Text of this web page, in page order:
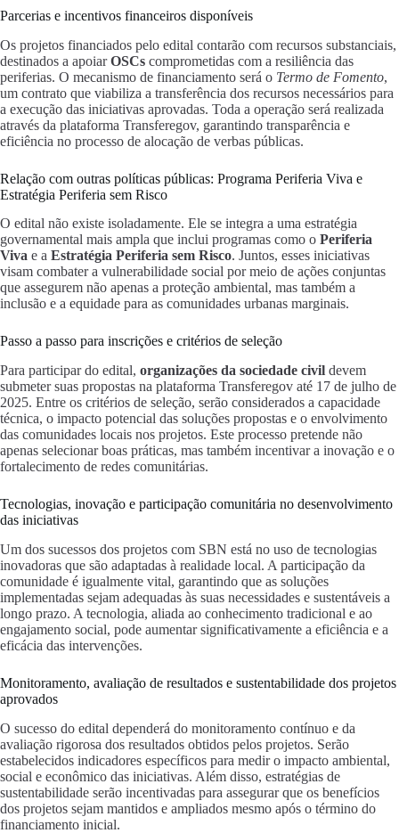
Parcerias e incentivos financeiros disponíveis
Os projetos financiados pelo edital contarão com recursos substanciais,
destinados a apoiarOSCs comprometidas com a resiliência das
periferias. O mecanismo de financiamento será o Termo de Fomento,
um contrato que viabiliza a transferência dos recursos necessários para
a execução das iniciativas aprovadas. Toda a operação será realizada
através da plataforma Transferegov, garantindo transparência e
eficiência no processo de alocação de verbas públicas.
Relação com outras políticas públicas: Programa Periferia Viva e
Estratégia Periferia sem Risco
O edital não existe isoladamente. Ele se integra a uma estratégia
governamental mais ampla que inclui programas como o Periferia
Viva e a Estratégia Periferia sem Risco. Juntos, esses iniciativas
visam combater a vulnerabilidade social por meio de ações conjuntas
que assegurem não apenas a proteção ambiental, mas também a
inclusão e a equidade para as comunidades urbanas marginais.
Passo a passo para inscrições e critérios de seleção
Para participar do edital, organizações da sociedade civil devem
submeter suas propostas na plataforma Transferegov até 17 de julho de
2025. Entre os critérios de seleção, serão considerados a capacidade
técnica, o impacto potencial das soluções propostas e o envolvimento
das comunidades locais nos projetos. Este processo pretende não
apenas selecionar boas práticas, mas também incentivar a inovação e o
fortalecimento de redes comunitárias.
Tecnologias, inovação e participação comunitária no desenvolvimento
das iniciativas
Um dos sucessos dos projetos com SBN está no uso de tecnologias
inovadoras que são adaptadas à realidade local. A participação da
comunidade é igualmente vital, garantindo que as soluções
implementadas sejam adequadas às suas necessidades e sustentáveis a
longo prazo. A tecnologia, aliada ao conhecimento tradicional e ao
engajamento social, pode aumentar significativamente a eficiência e a
eficácia das intervenções.
Monitoramento, avaliação de resultados e sustentabilidade dos projetos
aprovados
O sucesso do edital dependerá do monitoramento contínuo e da
avaliação rigorosa dos resultados obtidos pelos projetos. Serão
estabelecidos indicadores específicos para medir o impacto ambiental,
social e econômico das iniciativas. Além disso, estratégias de
sustentabilidade serão incentivadas para assegurar que os benefícios
dos projetos sejam mantidos e ampliados mesmo após o término do
financiamento inicial.